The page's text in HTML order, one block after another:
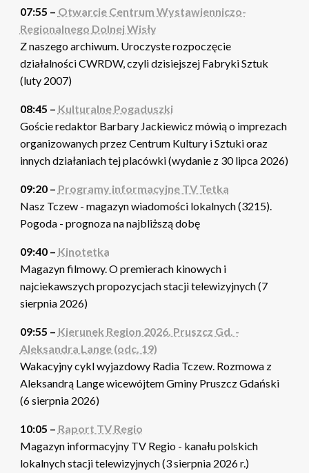
07:55 – Otwarcie Centrum Wystawienniczo-
Regionalnego Dolnej Wisły
Z naszego archiwum. Uroczyste rozpoczęcie
działalności CWRDW, czyli dzisiejszej Fabryki Sztuk
(luty 2007)
08:45 – Kulturalne Pogaduszki
Goście redaktor Barbary Jackiewicz mówią o imprezach
organizowanych przez Centrum Kultury i Sztuki oraz
innych działaniach tej placówki (wydanie z 30 lipca 2026)
09:20 – Programy informacyjne TV Tetka
Nasz Tczew - magazyn wiadomości lokalnych (3215).
Pogoda - prognoza na najbliższą dobę
09:40 – Kinotetka
Magazyn filmowy. O premierach kinowych i
najciekawszych propozycjach stacji telewizyjnych (7
sierpnia 2026)
09:55 – Kierunek Region 2026. Pruszcz Gd. -
Aleksandra Lange (odc. 19)
Wakacyjny cykl wyjazdowy Radia Tczew. Rozmowa z
Aleksandrą Lange wicewójtem Gminy Pruszcz Gdański
(6 sierpnia 2026)
10:05 – Raport TV Regio
Magazyn informacyjny TV Regio - kanału polskich
lokalnych stacji telewizyjnych (3 sierpnia 2026 r.)